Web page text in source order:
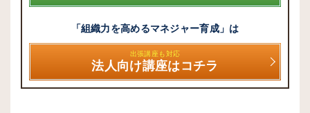
「組織力を高めるマネジャー育成」は
出張講座も対応
法人向け講座はコチラ